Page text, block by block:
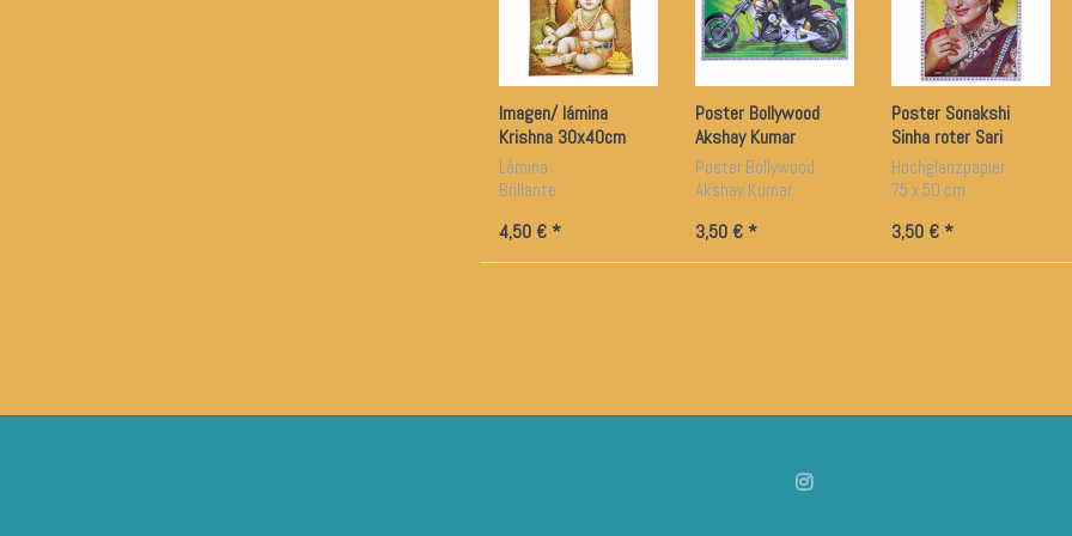
Imagen/ lámina
Krishna 30x40cm
Lámina
Brillante
4,50 € *
Poster Bollywood
Akshay Kumar
Poster Bollywood
Akshay Kumar
3,50 € *
Poster Sonakshi
Sinha roter Sari
Bollywood Star
Hochglanzpapier
75 x 50 cm
3,50 € *